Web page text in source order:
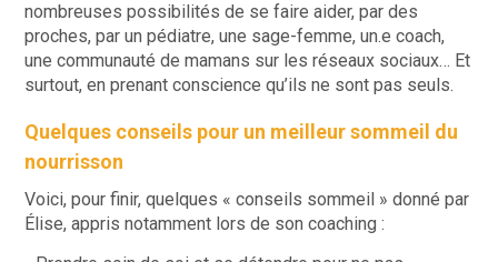
nombreuses possibilités de se faire aider, par des
proches, par un pédiatre, une sage-femme, un.e coach,
une communauté de mamans sur les réseaux sociaux… Et
surtout, en prenant conscience qu’ils ne sont pas seuls.
Quelques conseils pour un meilleur sommeil du
nourrisson
Voici, pour finir, quelques « conseils sommeil » donné par
Élise, appris notamment lors de son coaching :